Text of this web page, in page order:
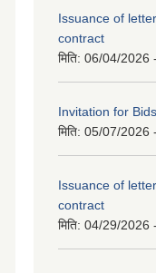
Issuance of
contract
मिति: 06/04/2026
Invitation for Bids .
मिति: 05/07/2026
Issuance of
contract
मिति: 04/29/2026